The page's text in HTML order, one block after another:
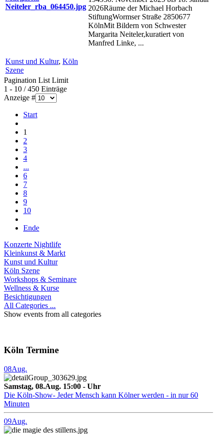
2026Räume der Michael Horbach
StiftungWormser Straße 2850677
KölnMit Bildern von Schwester
Margarita Neiteler,kuratiert von
Manfred Linke, ...
Kunst und Kultur, Köln
Szene
Pagination List Limit
1 - 10 / 450 Einträge
Anzeige #
Start
1
2
3
4
...
6
7
8
9
10
Ende
Konzerte Nightlife
Kleinkunst & Markt
Kunst und Kultur
Köln Szene
Workshops & Seminare
Wellness & Kurse
Besichtigungen
All Categories ...
Show events from all categories
Köln Termine
08Aug.
Samstag, 08.Aug. 15:00 - Uhr
Die Köln-Show- Jeder Mensch kann Kölner werden - in nur 60
Minuten
09Aug.